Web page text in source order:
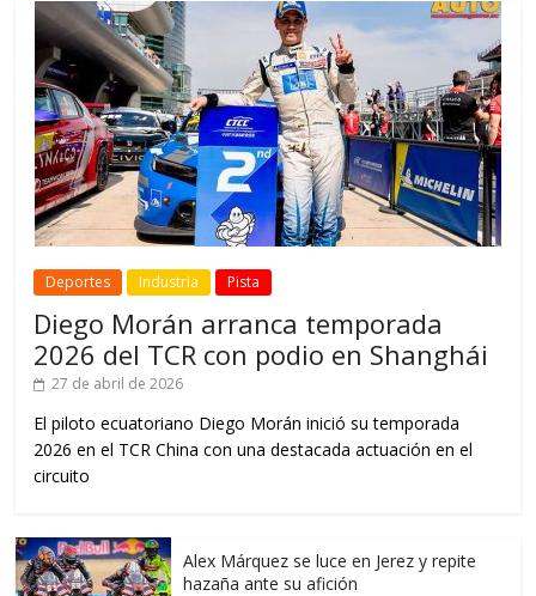
Deportes Industria Pista
Diego Morán arranca temporada
2026 del TCR con podio en Shanghái
27 de abril de 2026
El piloto ecuatoriano Diego Morán inició su temporada
2026 en el TCR China con una destacada actuación en el
circuito
Alex Márquez se luce en Jerez y repite
hazaña ante su afición